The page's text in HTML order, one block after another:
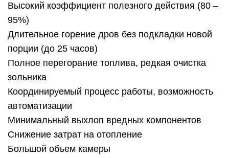
Высокий коэффициент полезного действия (80 –
95%)
Длительное горение дров без подкладки новой
порции (до 25 часов)
Полное перегорание топлива, редкая очистка
зольника
Координируемый процесс работы, возможность
автоматизации
Минимальный выхлоп вредных компонентов
Снижение затрат на отопление
Большой объем камеры